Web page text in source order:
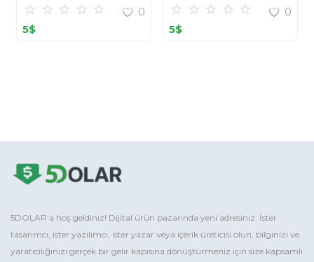
0
5$
0
5$
5DOLAR'a hoş geldiniz! Dijital ürün pazarında yeni adresiniz. İster
tasarımcı, ister yazılımcı, ister yazar veya içerik üreticisi olun, bilginizi ve
yaratıcılığınızı gerçek bir gelir kapısına dönüştürmeniz için size kapsamlı